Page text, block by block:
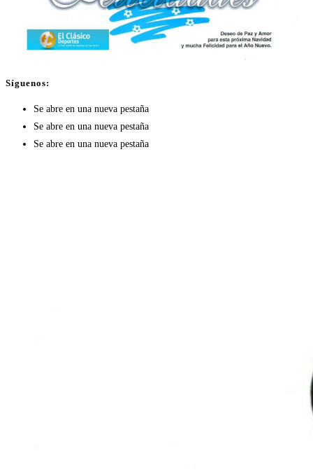
Síguenos:
Se abre en una nueva pestaña
Se abre en una nueva pestaña
Se abre en una nueva pestaña